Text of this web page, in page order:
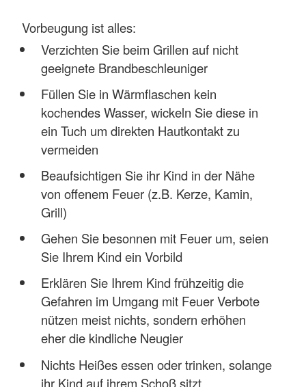
Vorbeugung ist alles:
Verzichten Sie beim Grillen auf nicht
geeignete Brandbeschleuniger
Füllen Sie in Wärmflaschen kein
kochendes Wasser, wickeln Sie diese in
ein Tuch um direkten Hautkontakt zu
vermeiden
Beaufsichtigen Sie ihr Kind in der Nähe
von offenem Feuer (z.B. Kerze, Kamin,
Grill)
Gehen Sie besonnen mit Feuer um, seien
Sie Ihrem Kind ein Vorbild
Erklären Sie Ihrem Kind frühzeitig die
Gefahren im Umgang mit Feuer Verbote
nützen meist nichts, sondern erhöhen
eher die kindliche Neugier
Nichts Heißes essen oder trinken, solange
ihr Kind auf ihrem Schoß sitzt